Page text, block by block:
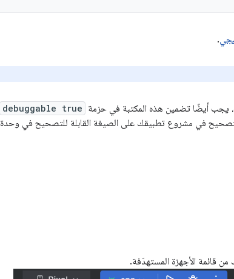
.
يجب أيضًا تضمين هذه المكتبة في حزمة debuggable true
في مشروع تطبيقك على الصيغة القابلة للتصحيح في وحدة
قائمة الأجهزة المستهدَفة.